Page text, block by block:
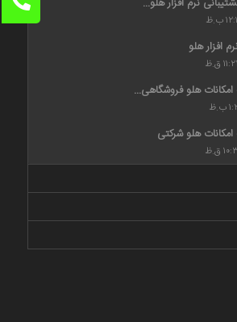
نرم افزار هلو...
افزار هلو
هلو فروشگاهی...
هلو شرکتی